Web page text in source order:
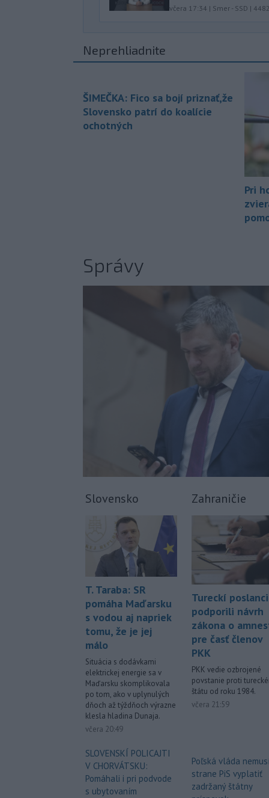
včera 17:34 | Smer - SSD | 4482
Neprehliadnite
ŠIMEČKA: Fico sa bojí priznať,že
Slovensko patrí do koalície
ochotných
Pri
Správy
Slovensko
T. Taraba: SR
pomáha Maďarsku
s vodou aj napriek
tomu, že je jej
málo
Situácia s dodávkami
elektrickej energie sa v
Maďarsku skomplikovala
po tom, ako v uplynulých
dňoch až týždňoch výrazne
klesla hladina Dunaja.
včera 20:49
SLOVENSKÍ POLICAJTI
V CHORVÁTSKU:
Pomáhali i pri podvode
s ubytovaním
Zahraničie
Tureckí poslanci
podporili návrh
zákona o
pre časť členov
PKK
PKK vedie ozbrojené
povstanie proti
štátu od roku 1984.
včera 21:59
Poľská vláda
strane PiS vyplatiť
zadržaný štátny